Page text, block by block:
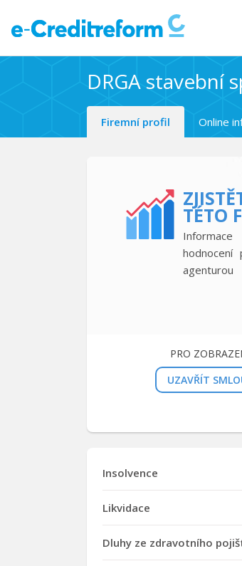
DRGA stavební
Firemní profil Online
TÉTO
hodnocení
agenturou
PRO
UZAVŘÍT
Insolvence
Likvidace
Dluhy ze zdravotního